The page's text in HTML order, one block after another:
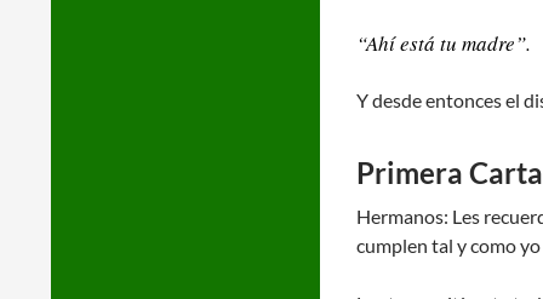
“Ahí está tu madre”.
Y desde entonces el
Primera
Hermanos: Les
cumplen tal y como